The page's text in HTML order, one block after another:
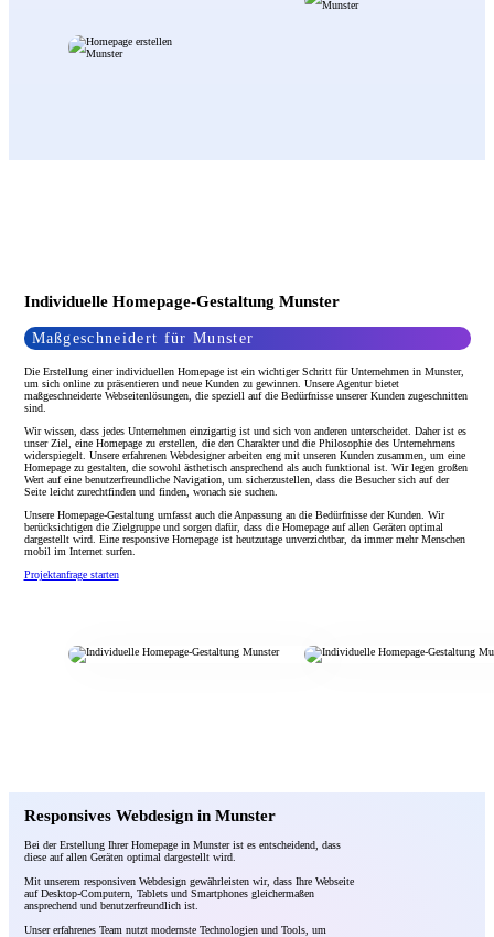
Individuelle Homepage-Gestaltung Munster
Maßgeschneidert für Munster
Die Erstellung einer individuellen Homepage ist ein wichtiger Schritt für Unternehmen in Munster,
um sich online zu präsentieren und neue Kunden zu gewinnen. Unsere Agentur bietet
maßgeschneiderte Webseitenlösungen, die speziell auf die Bedürfnisse unserer Kunden zugeschnitten
sind.
Wir wissen, dass jedes Unternehmen einzigartig ist und sich von anderen unterscheidet. Daher ist es
unser Ziel, eine Homepage zu erstellen, die den Charakter und die Philosophie des Unternehmens
widerspiegelt. Unsere erfahrenen Webdesigner arbeiten eng mit unseren Kunden zusammen, um eine
Homepage zu gestalten, die sowohl ästhetisch ansprechend als auch funktional ist. Wir legen großen
Wert auf eine benutzerfreundliche Navigation, um sicherzustellen, dass die Besucher sich auf der
Seite leicht zurechtfinden und finden, wonach sie suchen.
Unsere Homepage-Gestaltung umfasst auch die Anpassung an die Bedürfnisse der Kunden. Wir
berücksichtigen die Zielgruppe und sorgen dafür, dass die Homepage auf allen Geräten optimal
dargestellt wird. Eine responsive Homepage ist heutzutage unverzichtbar, da immer mehr Menschen
mobil im Internet surfen.
Projektanfrage starten
Responsives Webdesign in Munster
Bei der Erstellung Ihrer Homepage in Munster ist es entscheidend, dass
diese auf allen Geräten optimal dargestellt wird.
Mit unserem responsiven Webdesign gewährleisten wir, dass Ihre Webseite
auf Desktop-Computern, Tablets und Smartphones gleichermaßen
ansprechend und benutzerfreundlich ist.
Unser erfahrenes Team nutzt modernste Technologien und Tools, um